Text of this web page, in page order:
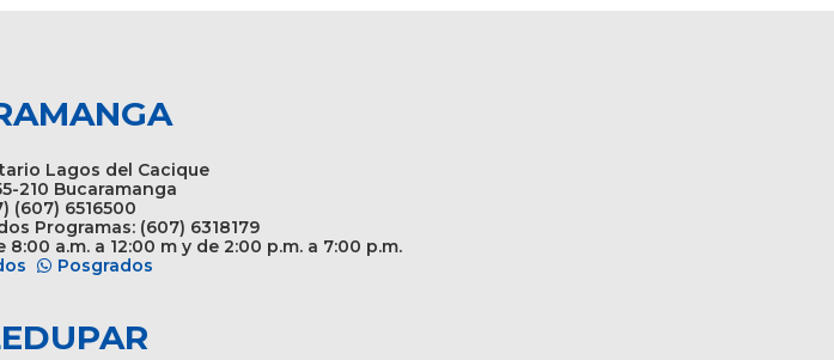
Lagos del Cacique
210 Bucaramanga
(607) 6516500
Programas: (607) 6318179
a.m. a 12:00 m y de 2:00 p.m. a 7:00 p.m.
Posgrados